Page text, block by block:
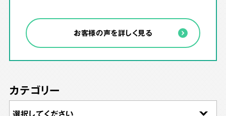
お客様の声を詳しく見る
カテゴリー